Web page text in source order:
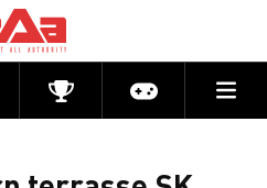
CompétitionsActu jeux